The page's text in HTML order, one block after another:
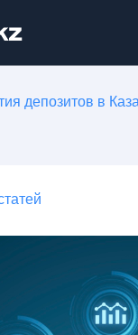
депозитов в